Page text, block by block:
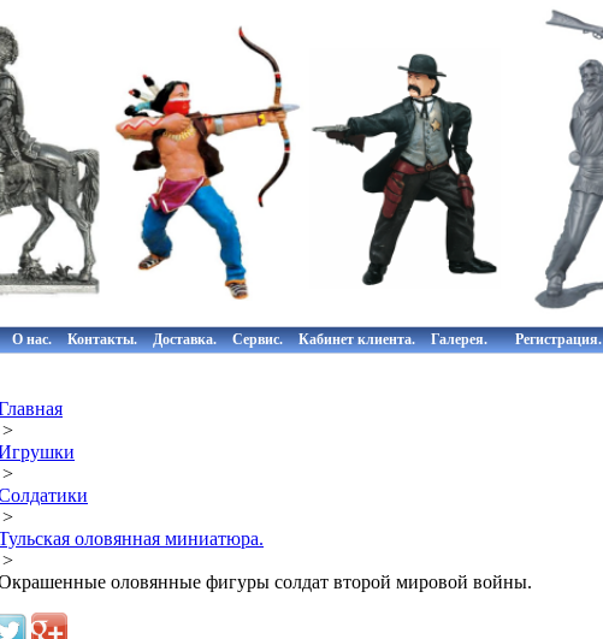
О нас. Контакты. Доставка. Сервис. Кабинет клиента. Галерея. Регистрация.
>
>
>
оловянная миниатюра.
>
оловянные фигуры солдат второй мировой войны.